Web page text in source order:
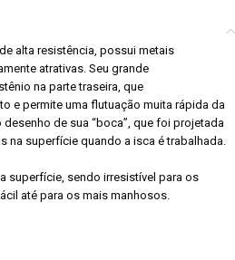
alta resistência, possui metais
atrativas. Seu grande
na parte traseira, que
e permite uma flutuação muita rápida da
de sua “boca”, que foi projetada
na superfície quando a isca é trabalhada.
superfície, sendo irresistível para os
até para os mais manhosos.